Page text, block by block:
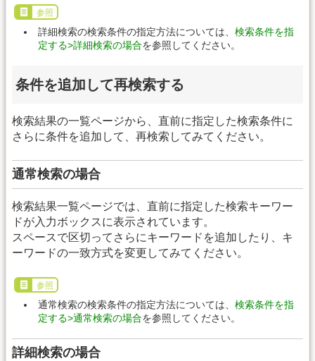
参照
詳細検索の検索条件の指定方法については、 検索条件を指
定する>詳細検索の場合を参照してください。
条件を追加して再検索する
検索結果の一覧ページから、直前に指定した検索条件に
さらに条件を追加して、再検索してみてください。
通常検索の場合
検索結果一覧ページでは、直前に指定した検索キーワー
ドが入力ボックスに表示されています。
スペースで区切ってさらにキーワードを追加したり、キ
ーワードの一致方式を変更してみてください。
参照
通常検索の検索条件の指定方法については、 検索条件を指
定する>通常検索の場合を参照してください。
詳細検索の場合